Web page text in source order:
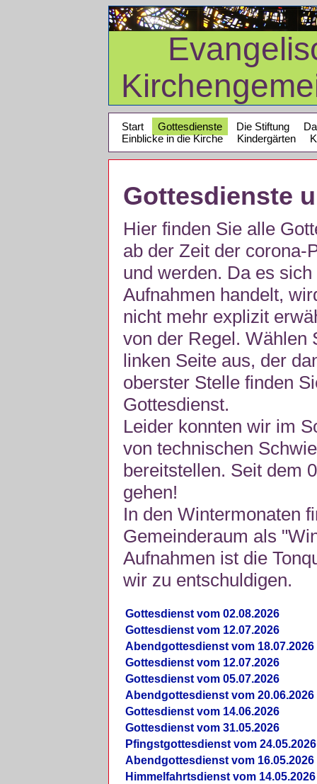
Start Gottesdienste Die Stiftung
Einblicke in die Kirche
Kindergärten
Gottesdienste
Hier finden Sie alle
ab der Zeit der corona-
und werden. Da es
Aufnahmen handelt,
nicht mehr explizit
von der Regel. Wählen
linken Seite aus, der
oberster Stelle finden
Gottesdienst.
Leider konnten wir im
von technischen
bereitstellen. Seit dem
gehen!
In den Wintermonaten
Gemeinderaum als
Aufnahmen ist die
wir zu entschuldigen.
Gottesdienst vom 02.08.2026
Gottesdienst vom 12.07.2026
Abendgottesdienst vom 18.07.2026
Gottesdienst vom 12.07.2026
Gottesdienst vom 05.07.2026
Abendgottesdienst vom 20.06.2026
Gottesdienst vom 14.06.2026
Gottesdienst vom 31.05.2026
Pfingstgottesdienst vom 24.05.2026
Abendgottesdienst vom 16.05.2026
Himmelfahrtsdienst vom 14.05.2026